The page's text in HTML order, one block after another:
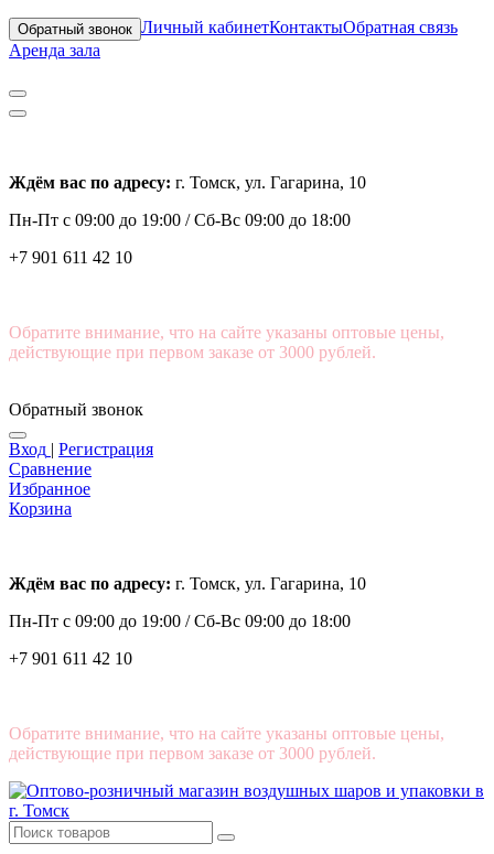
Обратный звонок Личный кабинетКонтактыОбратная связь
Аренда зала
Ждём вас по адресу: г. Томск, ул. Гагарина, 10
Пн-Пт с 09:00 до 19:00 /Сб-Вс 09:00 до 18:00
+7 901 611 42 10
Обратите внимание, что на сайте указаны оптовые цены,
действующие при первом заказе от 3000 рублей.
Обратный звонок
Вход | Регистрация
Сравнение
Избранное
Корзина
Ждём вас по адресу: г. Томск, ул. Гагарина, 10
Пн-Пт с 09:00 до 19:00 /Сб-Вс 09:00 до 18:00
+7 901 611 42 10
Обратите внимание, что на сайте указаны оптовые цены,
действующие при первом заказе от 3000 рублей.